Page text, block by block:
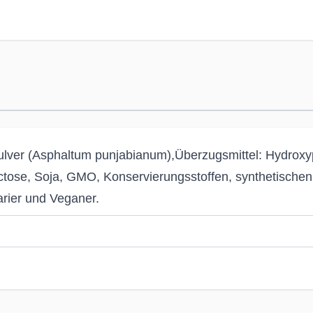
(Asphaltum punjabianum),Überzugsmittel:
Soja, GMO, Konservierungsstoffen,
und Veganer.